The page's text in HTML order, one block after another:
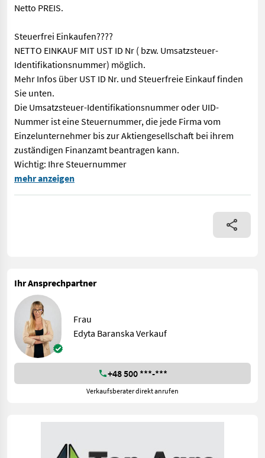
Netto PREIS.
Steuerfrei Einkaufen????
NETTO EINKAUF MIT UST ID Nr ( bzw. Umsatzsteuer-
Identifikationsnummer) möglich.
Mehr Infos über UST ID Nr. und Steuerfreie Einkauf finden
Sie unten.
Die Umsatzsteuer-Identifikationsnummer oder UID-
Nummer ist eine Steuernummer, die jede Firma vom
Einzelunternehmer bis zur Aktiengesellschaft bei ihrem
zuständigen Finanzamt beantragen kann.
Wichtig: Ihre Steuernummer
Anhänger PRONAR T683 - Preis ab 25999 € netto
mehr anzeigen
Ihr Ansprechpartner
Frau
Edyta Baranska Verkauf
+48 500 ***-***
Verkaufsberater direkt anrufen